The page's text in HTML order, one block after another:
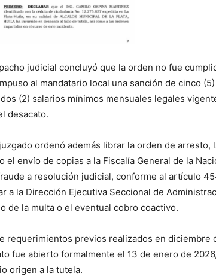
judicial concluyó que la orden no fue
al mandatario local una sanción de cinco
(2) salarios mínimos mensuales legales
desacato.
ordenó además librar la orden de arresto,
el envío de copias a la Fiscalía General de la
a resolución judicial, conforme al artículo
a la Dirección Ejecutiva Seccional de
de la multa o el eventual cobro coactivo.
requerimientos previos realizados en diciembre
fue abierto formalmente el 13 de enero de
origen a la tutela.